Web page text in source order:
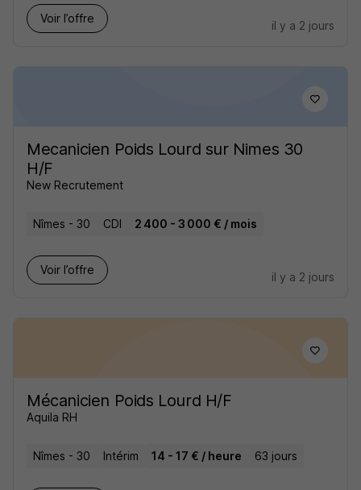
Voir l’offre
il y a 2 jours
Mecanicien Poids Lourd sur Nimes 30
H/F
New Recrutement
Nîmes - 30 CDI 2 400 - 3 000 € / mois
Voir l’offre
il y a 2 jours
Mécanicien Poids Lourd H/F
Aquila RH
Nîmes - 30 Intérim 14 - 17 € / heure 63 jours